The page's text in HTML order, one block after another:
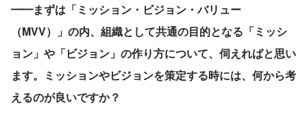
━━まずは「ミッション・ビジョン・バリュー
（MVV）」の内、組織として共通の目的となる「ミッシ
ョン」や「ビジョン」の作り方について、伺えればと思い
ます。ミッションやビジョンを策定する時には、何から考
えるのが良いですか？